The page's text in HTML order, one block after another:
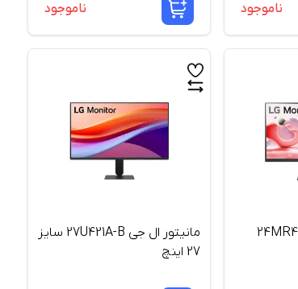
ناموجود ناموجود
مانیتور ال جی 24MR400-B
مانیتور ال جی 27U421A-B سایز
27 اینچ